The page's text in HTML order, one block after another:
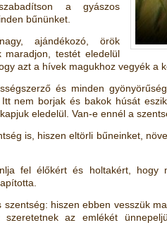
a gyászos
bűnünket.
ajándékozó, örök
maradjon, testét eledelül
azt a hívek magukhoz vegyék a
és minden
nem borjak és bakok húsát
eledelül. Van-e ennél a
is, hiszen eltörli bűneinket,
fel élőkért és holtakért, hogy
szentség: hiszen ebben vesszük
az emlékét